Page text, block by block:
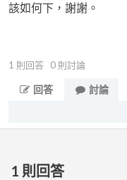
該如何下，謝謝。
1 則回答 0 則討論
回答
討論
1 則回答